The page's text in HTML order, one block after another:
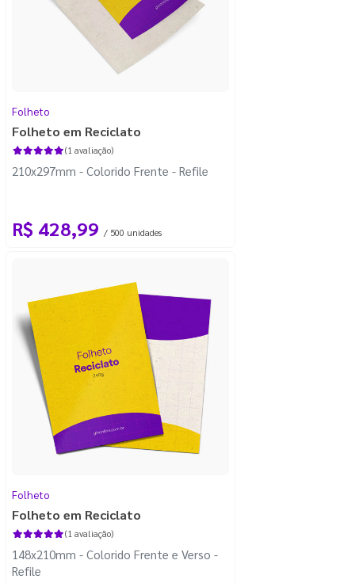
Folheto
Folheto em Reciclato
(1 avaliação)
210x297mm - Colorido Frente - Refile
R$ 428,99 / 500 unidades
Folheto
Folheto em Reciclato
(1 avaliação)
148x210mm - Colorido Frente e Verso -
Refile